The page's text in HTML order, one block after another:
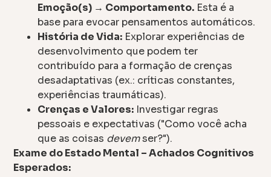
Emoção(s) → Comportamento. Esta é a
base para evocar pensamentos automáticos.
História de Vida: Explorar experiências de
desenvolvimento que podem ter
contribuído para a formação de crenças
desadaptativas (ex.: críticas constantes,
experiências traumáticas).
Crenças e Valores: Investigar regras
pessoais e expectativas ("Como você acha
que as coisas devemser?").
Exame do Estado Mental – Achados Cognitivos
Esperados: